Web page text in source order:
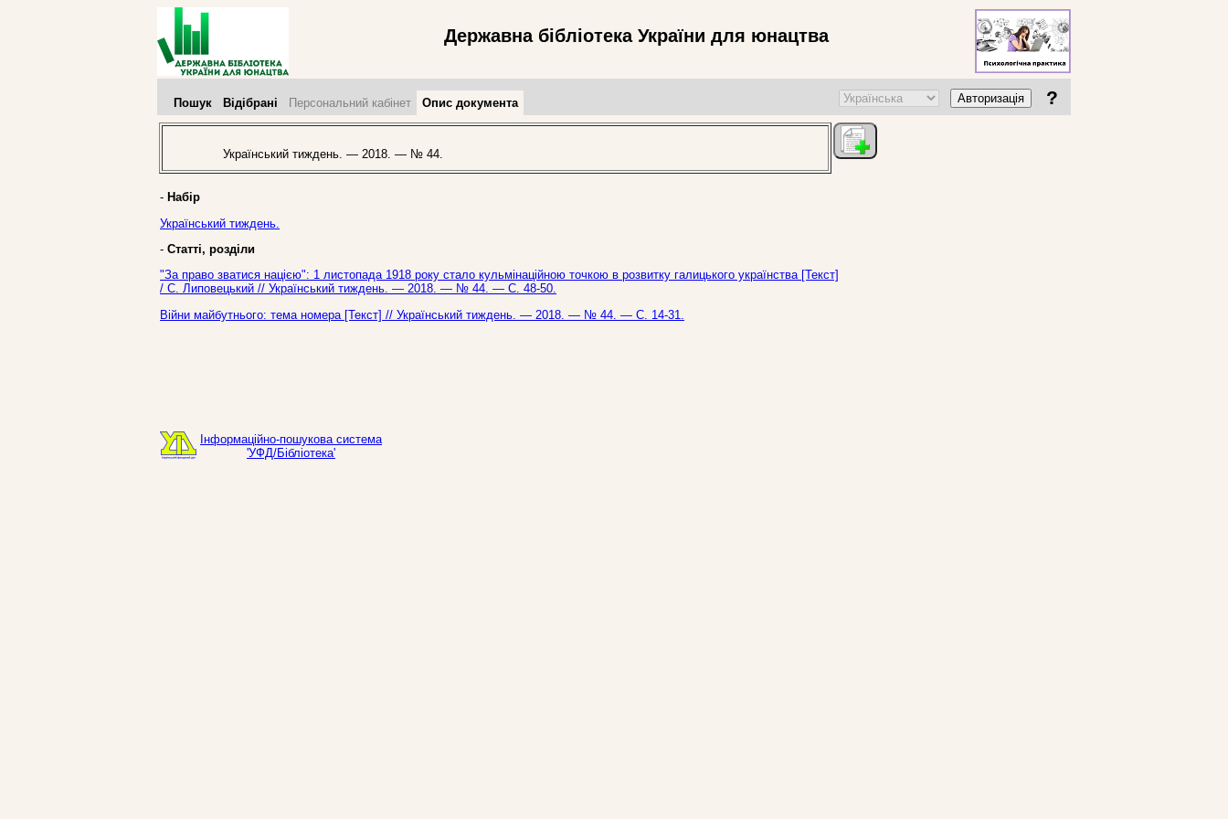
Державна бібліотека України для юнацтва
Пошук Відібрані Персональний кабінет Опис документа Авторизація ?
Український тиждень. — 2018. — № 44.
- Набір
Український тиждень.
- Статті, розділи
"За право зватися нацією": 1 листопада 1918 року стало кульмінаційною точкою в розвитку галицького українства [Текст]
/ С. Липовецький // Український тиждень. — 2018. — № 44. — С. 48-50.
Війни майбутнього: тема номера [Текст] // Український тиждень. — 2018. — № 44. — С. 14-31.
Інформаційно-пошукова система
'УФД/Бібліотека'